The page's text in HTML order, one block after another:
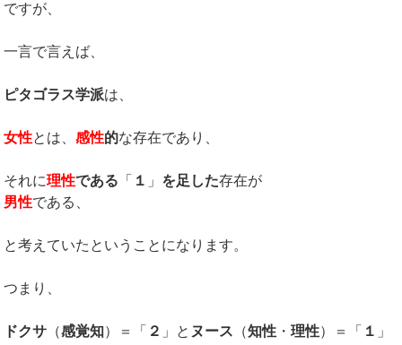
ですが、
一言で言えば、
ピタゴラス学派は、
女性とは、感性的な存在であり、
それに理性である 「 １ 」 を足した存在が
男性である、
と考えていたということになります。
つまり、
ドクサ （感覚知 ）＝「 ２ 」と ヌース （知性 ・理性）＝「 １ 」